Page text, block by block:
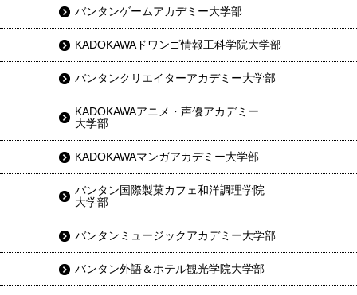
バンタンゲームアカデミー大学部
KADOKAWAドワンゴ情報工科学院大学部
バンタンクリエイターアカデミー大学部
KADOKAWAアニメ・声優アカデミー
大学部
KADOKAWAマンガアカデミー大学部
バンタン国際製菓カフェ和洋調理学院
大学部
バンタンミュージックアカデミー大学部
バンタン外語＆ホテル観光学院大学部